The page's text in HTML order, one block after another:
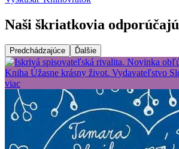
Naši škriatkovia odporúčajú
Predchádzajúce Ďalšie